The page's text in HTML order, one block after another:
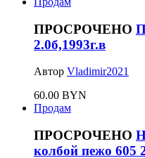
ПРОСРОЧЕНО
2.0б,1993г.в
Автор Vladimir2021
60.00 BYN
Продам
ПРОСРОЧЕНО
колбой пежо 605